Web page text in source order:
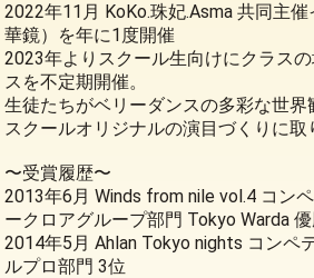
2022年11月 KoKo.珠妃.Asma 共同主
華鏡）を年に1度開催
2023年よりスクール生向けにクラス
スを不定期開催。
生徒たちがベリーダンスの多彩な世界
スクールオリジナルの演目づくりに取
〜受賞履歴〜
2013年6月 Winds from nile vol.4 コン
ークロアグループ部門 Tokyo Warda
2014年5月 Ahlan Tokyo nights コンペ
ルプロ部門 3位